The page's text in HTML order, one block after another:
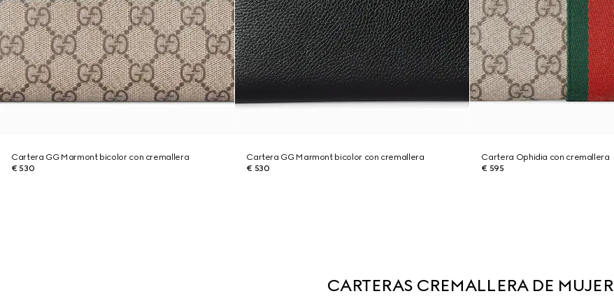
Cartera GG Marmont bicolor con cremallera
€ 530
Cartera GG Marmont bicolor con cremallera
€ 530
Cartera Ophidia con cremallera
€ 595
CARTERAS CREMALLERA DE MUJER